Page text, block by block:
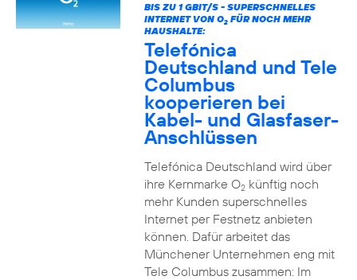
BIS ZU 1 GBIT/S - SUPERSCHNELLES
INTERNET VON O2FÜR NOCH MEHR
HAUSHALTE:
Telefónica
Deutschland und Tele
Columbus
kooperieren bei
Kabel- und Glasfaser-
Anschlüssen
Telefónica Deutschland wird über
ihre Kernmarke O2künftig noch
mehr Kunden superschnelles
Internet per Festnetz anbieten
können. Dafür arbeitet das
Münchener Unternehmen eng mit
Tele Columbus zusammen: Im